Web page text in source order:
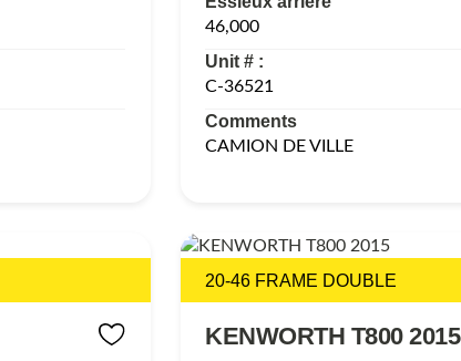
46,000
Unit # :
C-36521
Comments
CAMION DE VILLE
20-46 FRAME DOUBLE
KENWORTH T800 2015